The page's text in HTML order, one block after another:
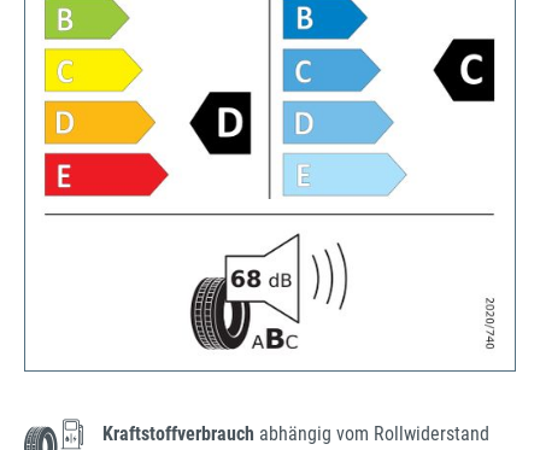
Kraftstoffverbrauch abhängig vom Rollwiderstand